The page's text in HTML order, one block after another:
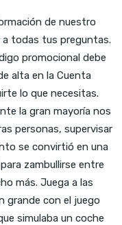
de nuestro
todas tus preguntas.
promocional debe
alta en la Cuenta
lo que necesitas.
la gran mayoría nos
personas, supervisar
se convirtió en una
zambullirse entre
más. Juega a las
grande con el juego
simulaba un coche